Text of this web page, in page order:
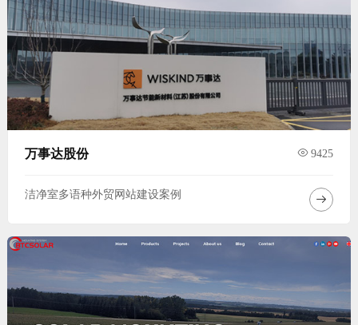
万事达股份 9425
洁净室多语种外贸网站建设案例